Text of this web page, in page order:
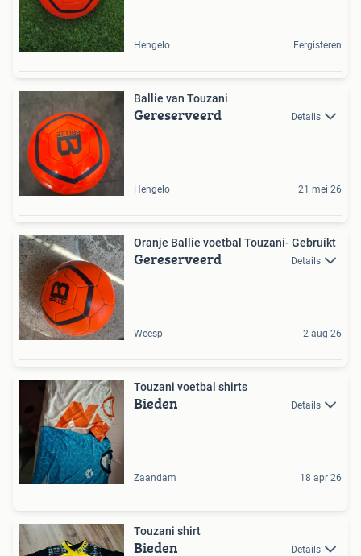
Hengelo Eergisteren
Ballie van Touzani
Gereserveerd Details
Hengelo 21 mei 26
Oranje Ballie voetbal Touzani- Gebruikt
Gereserveerd Details
Weesp 2 aug 26
Touzani voetbal shirts
Bieden Details
Zaandam 18 apr 26
Touzani shirt
Bieden Details